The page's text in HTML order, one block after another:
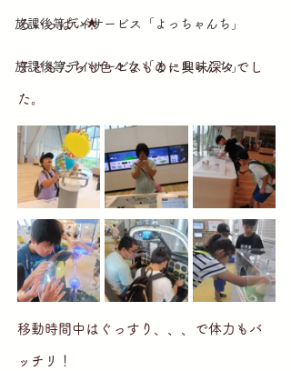
放課後等デイサービス「よっちゃんち」
放課後等デイサービス「まーちゃんち」
ろいっぱい🌟
子どもたちも色々なものに興味深々でし
た。
移動時間中はぐっすり、、、で体力もバ
ッチリ！